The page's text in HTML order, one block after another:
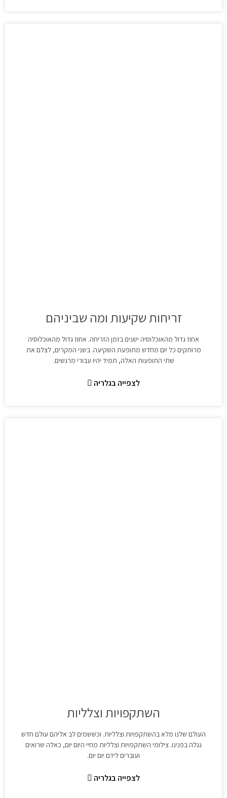
זריחות שקיעות ומה שביניהם
אחוז גדול מהאוכלוסיה ישנים בזמן הזריחה. אחוז גדול מהאוכלוסיה
מרותקים כל יום מחדש מתופעת השקיעה. בשני המקרים, לצלם את
שתי התופעות האלה, תמיד יהיו עבורי מרגשים.
לצפייה בגלריה
השתקפויות וצלליות
העולם שלנו מלא בהשתקפויות וצלליות. וכששמים לב אליהם עולם חדש
נגלה בפנינו. צילומי השתקפויות וצלליות מחיי היום יום, כאלה שרואים
ועוברים לידם יום יום.
לצפייה בגלריה